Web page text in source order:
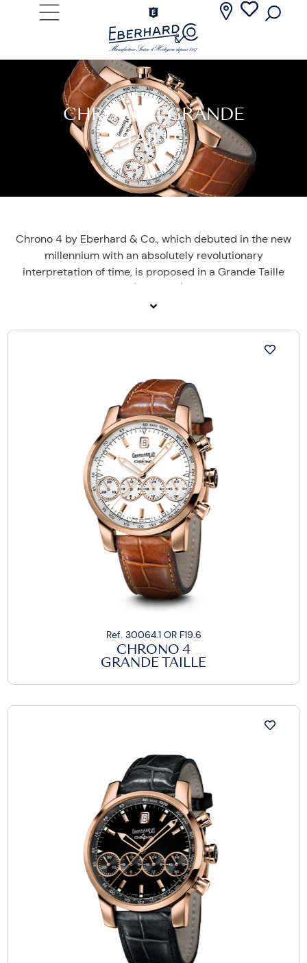
CHRONO 4 GRANDE
TAILLE
Chrono 4 by Eberhard & Co., which debuted in the new
millennium with an absolutely revolutionary
interpretation of time, is proposed in a Grande Taille
version. The large case (Ø 43mm) houses a mechanical
self-winding movement characterised, like all Chrono 4
and consequential reading of the time: a revolutionary
Ref. 30064.1 OR F19.6
CHRONO 4
GRANDE TAILLE